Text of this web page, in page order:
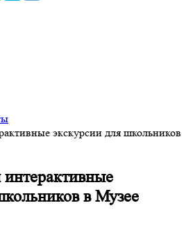
экскурсии для школьников
в Музее